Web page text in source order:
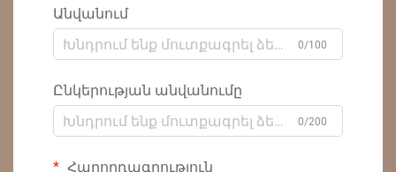
Անվանում
0/100
Ընկերության անվանումը
0/200
Հաղորդագրություն